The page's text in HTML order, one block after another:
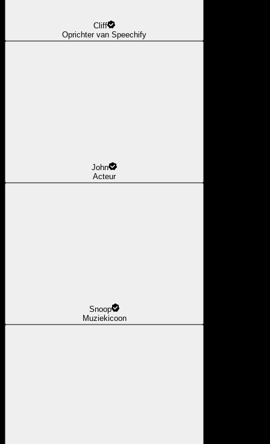
Cliff
Oprichter van Speechify
John
Acteur
Snoop
Muziekicoon